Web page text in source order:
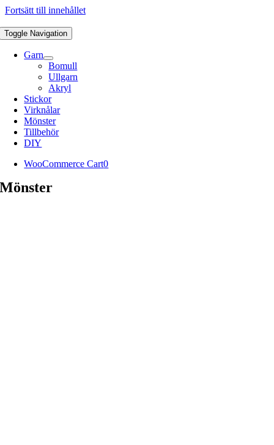
Fortsätt till innehållet
Toggle Navigation
Garn
Bomull
Ullgarn
Akryl
Stickor
Virknålar
Mönster
Tillbehör
DIY
WooCommerce Cart0
Mönster